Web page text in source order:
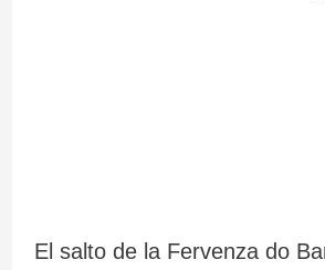
El salto de la Fervenza do